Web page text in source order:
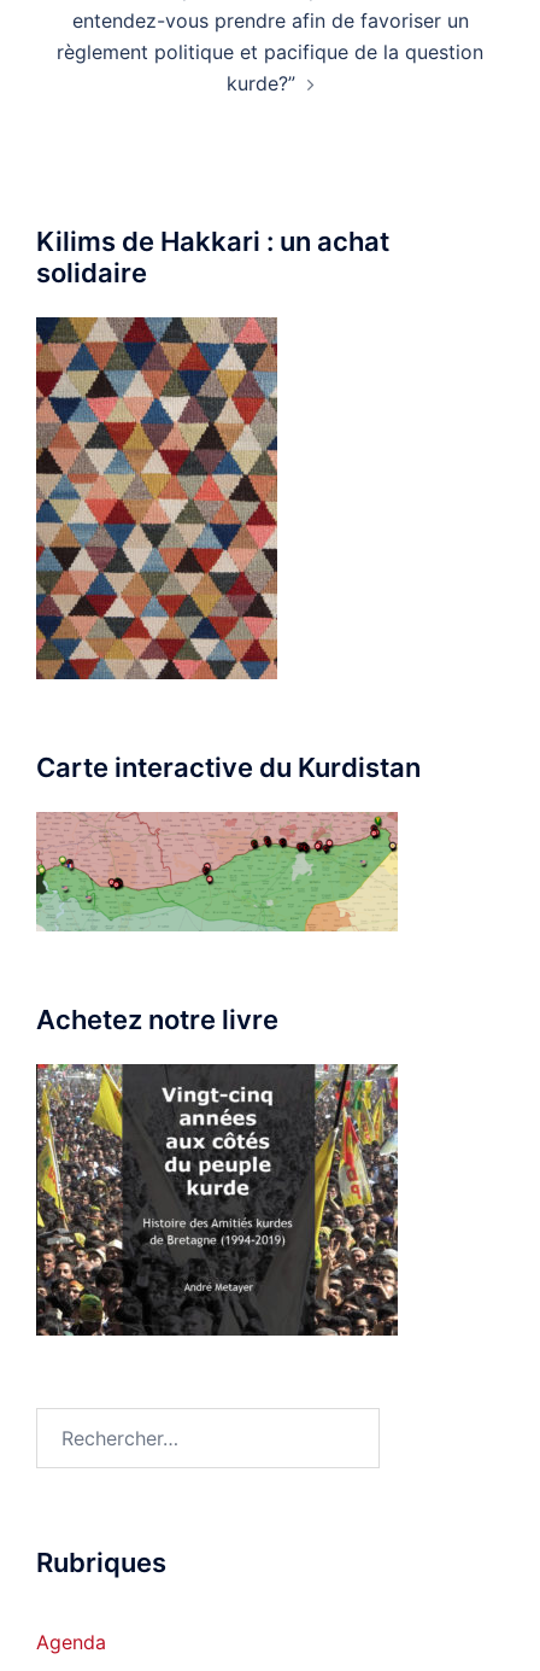
entendez-vous prendre afin de favoriser un
règlement politique et pacifique de la question
kurde?”
Kilims de Hakkari : un achat
solidaire
Carte interactive du Kurdistan
Achetez notre livre
Rubriques
Agenda